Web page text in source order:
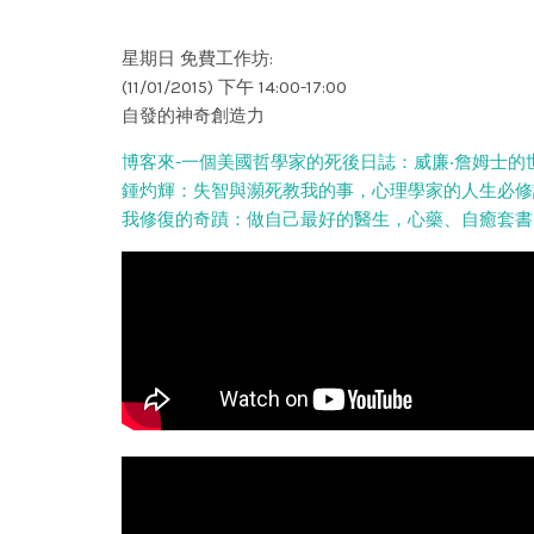
星期日 免費工作坊:
(11/01/2015) 下午 14:00-17:00
自發的神奇創造力
博客來-一個美國哲學家的死後日誌：威廉‧詹姆士的
鍾灼輝：失智與瀕死教我的事，心理學家的人生必
我修復的奇蹟：做自己最好的醫生，心藥、自癒套書